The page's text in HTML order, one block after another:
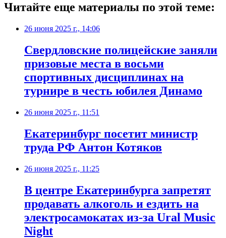
Читайте еще материалы по этой теме:
26 июня 2025 г., 14:06
Свердловские полицейские заняли
призовые места в восьми
спортивных дисциплинах на
турнире в честь юбилея Динамо
26 июня 2025 г., 11:51
Екатеринбург посетит министр
труда РФ Антон Котяков
26 июня 2025 г., 11:25
В центре Екатеринбурга запретят
продавать алкоголь и ездить на
электросамокатах из-за Ural Music
Night